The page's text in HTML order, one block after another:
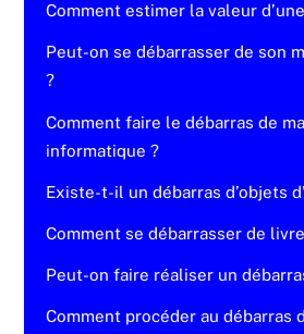
Comment estimer la valeur
Peut-on se débarrasser de son
?
Comment faire le débarras de
informatique ?
Existe-t-il un débarras d’objets
Comment se débarrasser de
Peut-on faire réaliser un
Comment procéder au débarras